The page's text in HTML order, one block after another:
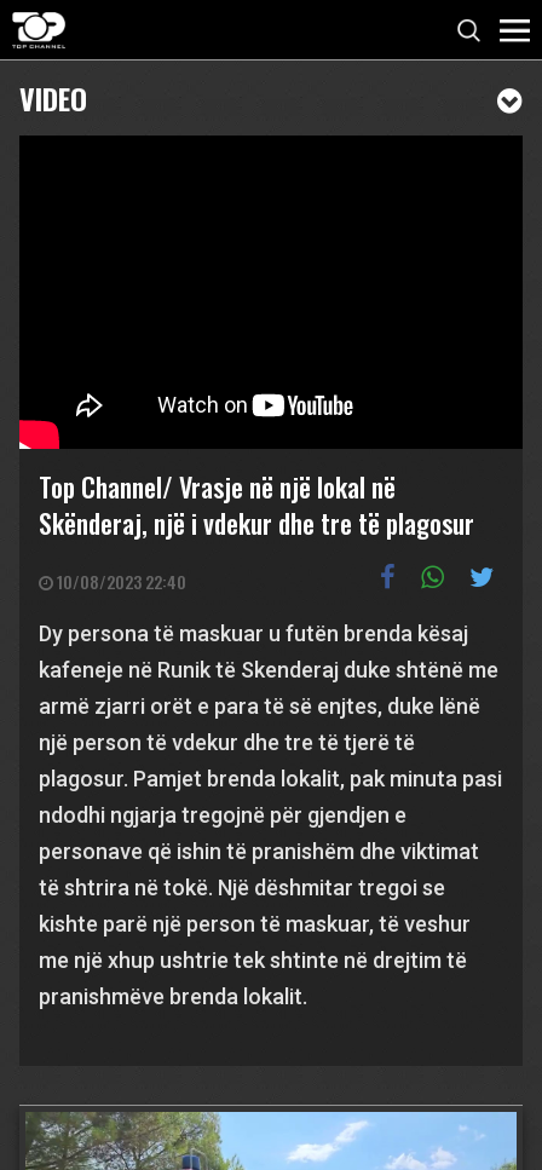
VIDEO
Top Channel/ Vrasje në një lokal në
Skënderaj, një i vdekur dhe tre të plagosur
10/08/2023 22:40
Dy persona të maskuar u futën brenda kësaj
kafeneje në Runik të Skenderaj duke shtënë me
armë zjarri orët e para të së enjtes, duke lënë
një person të vdekur dhe tre të tjerë të
plagosur. Pamjet brenda lokalit, pak minuta pasi
ndodhi ngjarja tregojnë për gjendjen e
personave që ishin të pranishëm dhe viktimat
të shtrira në tokë. Një dëshmitar tregoi se
kishte parë një person të maskuar, të veshur
me një xhup ushtrie tek shtinte në drejtim të
pranishmëve brenda lokalit.